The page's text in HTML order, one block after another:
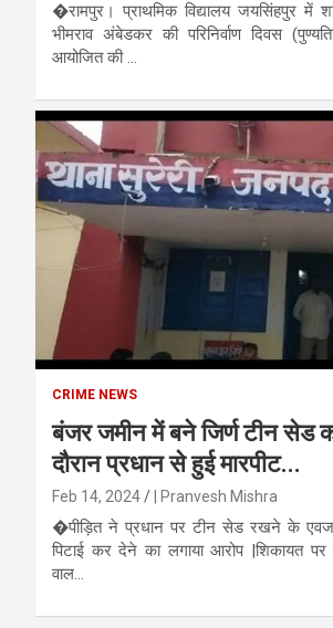
�रामपुर। प्राथमिक विद्यालय जयसिंहपुर में
भीमराव अंबेडकर की परिनिर्वाण दिवस
आयोजित की ...
CRIME NEWS
बंजर जमीन में बने जिर्ण टीन सेड
दौरान प्रधान से हुई मारपीट...
Feb 14, 2024 | Pranvesh Mishra
�पीड़ित ने प्रधान पर टीन सेड रखने के
पिटाई कर देने का लगाया आरोप |शिकायत पर
वाल...